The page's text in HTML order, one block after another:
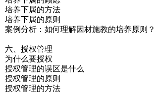
培养下属的方法
培养下属的原则
案例分析：如何理解因材施教的培养原则？
六、授权管理
为什么要授权
授权管理的误区是什么
授权管理的原则
授权管理的方法